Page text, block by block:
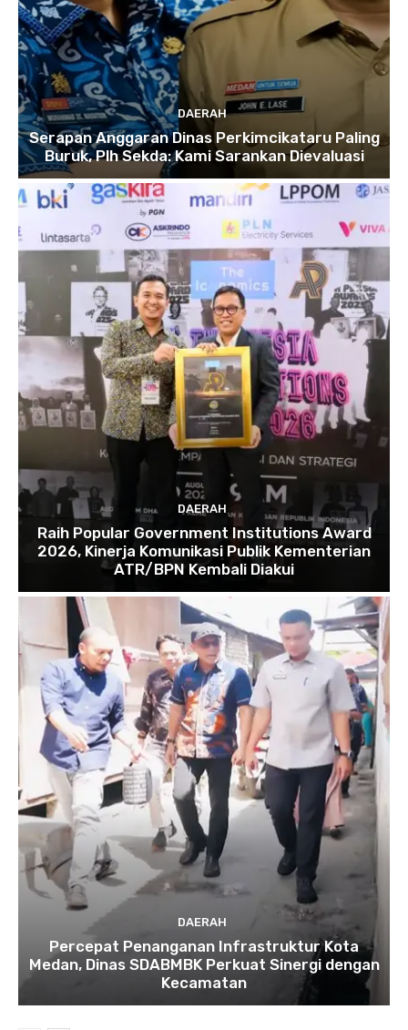
DAERAH
Serapan Anggaran Dinas Perkimcikataru Paling
Buruk, Plh Sekda: Kami Sarankan Dievaluasi
DAERAH
Raih Popular Government Institutions Award
2026, Kinerja Komunikasi Publik Kementerian
ATR/BPN Kembali Diakui
DAERAH
Percepat Penanganan Infrastruktur Kota
Medan, Dinas SDABMBK Perkuat Sinergi dengan
Kecamatan